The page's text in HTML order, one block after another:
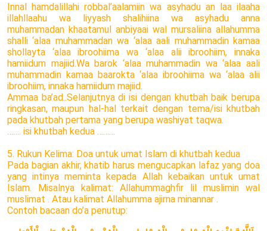
Innal hamdalillahi robbal’aalamiin wa asyhadu an laa ilaaha
illahllaahu wa liyyash shalihiina wa asyhadu anna
muhammadan khaatamul anbiyaai wal mursaliina allahumma
shalli ‘alaa muhammadan wa ‘alaa aali muhammadin kamaa
shollayta ‘alaa ibroohiima wa ‘alaa alii ibroohiim, innaka
hamiidum majiid.Wa barok ‘alaa muhammadin wa ‘alaa aali
muhammadin kamaa baarokta ‘alaa ibroohiima wa ‘alaa alii
ibroohiim, innaka hamiidum majiid.
Ammaa ba’ad..Selanjutnya di isi dengan khutbah baik berupa
ringkasan, maupun hal-hal terkait dengan tema/isi khutbah
pada khutbah pertama yang berupa washiyat taqwa.
……. isi khutbah kedua ………
5. Rukun Kelima: Doa untuk umat Islam di khutbah kedua
Pada bagian akhir, khatib harus mengucapkan lafaz yang doa
yang intinya meminta kepada Allah kebaikan untuk umat
Islam. Misalnya kalimat: Allahummaghfir lil muslimin wal
muslimat . Atau kalimat Allahumma ajirna minannar .
Contoh bacaan do’a penutup: